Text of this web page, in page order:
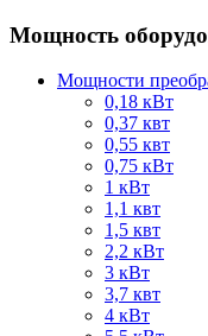
Мощность
Мощности
0,18 кВт
0,37 квт
0,55 квт
0,75 кВт
1 кВт
1,1 квт
1,5 квт
2,2 кВт
3 кВт
3,7 квт
4 кВт